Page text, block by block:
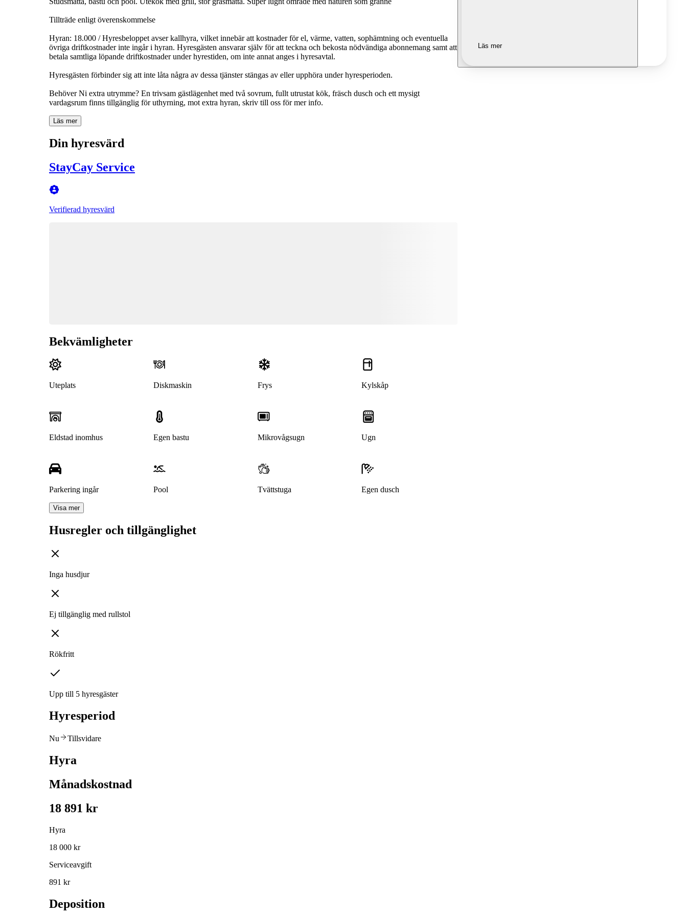
Tillträde enligt överenskommelse
Hyran: 18.000 / Hyresbeloppet avser kallhyra, vilket innebär att kostnader för el, värme, vatten, sophämtning och eventuella
övriga driftkostnader inte ingår i hyran. Hyresgästen ansvarar själv för att teckna och bekosta nödvändiga abonnemang samt att
betala samtliga löpande driftkostnader under hyrestiden, om inte annat anges i hyresavtal.
Hyresgästen förbinder sig att inte låta några av dessa tjänster stängas av eller upphöra under hyresperioden.
Behöver Ni extra utrymme? En trivsam gästlägenhet med två sovrum, fullt utrustat kök, fräsch dusch och ett mysigt
vardagsrum finns tillgänglig för uthyrning, mot extra hyran, skriv till oss för mer info.
Läs mer
Din hyresvärd
StayCay Service
Verifierad hyresvärd
Bekvämligheter
Uteplats Diskmaskin Frys Kylskåp
Eldstad inomhus Egen bastu Mikrovågsugn Ugn
Parkering ingår Pool Tvättstuga Egen dusch
Visa mer
Husregler och tillgänglighet
Inga husdjur
Ej tillgänglig med rullstol
Rökfritt
Upp till 5 hyresgäster
Hyresperiod
Nu Tillsvidare
Hyra
Månadskostnad
18 891 kr
Hyra
18 000 kr
Serviceavgift
891 kr
Deposition
Läs mer